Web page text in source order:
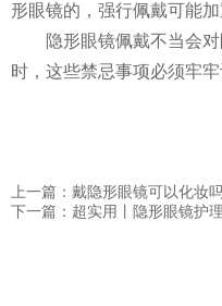
形眼镜的，强行佩戴可能加
隐形眼镜佩戴不当会
时，这些禁忌事项必须牢牢
上一篇：戴隐形眼镜可以化妆
下一篇：超实用丨隐形眼镜护